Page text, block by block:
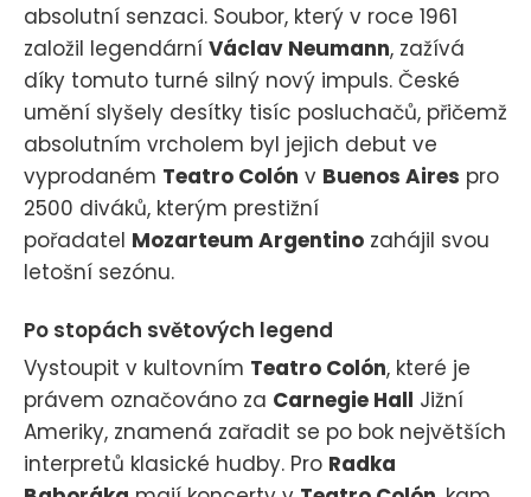
absolutní senzaci. Soubor, který v roce 1961
založil legendární Václav Neumann, zažívá
díky tomuto turné silný nový impuls. České
umění slyšely desítky tisíc posluchačů, přičemž
absolutním vrcholem byl jejich debut ve
vyprodaném Teatro Colón v Buenos Aires pro
2500 diváků, kterým prestižní
pořadatel Mozarteum Argentino zahájil svou
letošní sezónu.
Po stopách světových legend
Vystoupit v kultovním Teatro Colón, které je
právem označováno za Carnegie Hall Jižní
Ameriky, znamená zařadit se po bok největších
interpretů klasické hudby. Pro Radka